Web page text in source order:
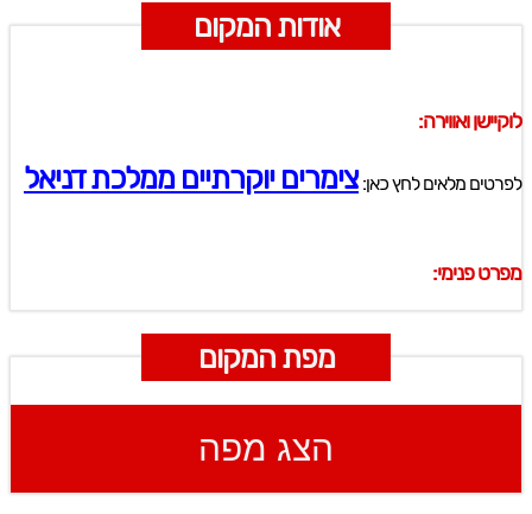
אודות המקום
לוקיישן ואווירה:
לפרטים מלאים לחץ כאן:צימרים יוקרתיים ממלכת דניאל
מפרט פנימי:
מפת המקום
הצג מפה